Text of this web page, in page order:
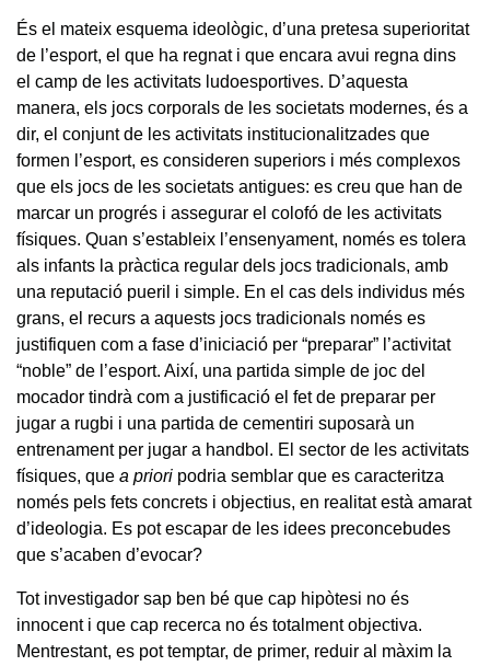
És el mateix esquema ideològic, d’una pretesa superioritat
de l’esport, el que ha regnat i que encara avui regna dins
el camp de les activitats ludoesportives. D’aquesta
manera, els jocs corporals de les societats modernes, és a
dir, el conjunt de les activitats institucionalitzades que
formen l’esport, es consideren superiors i més complexos
que els jocs de les societats antigues: es creu que han de
marcar un progrés i assegurar el colofó de les activitats
físiques. Quan s’estableix l’ensenyament, només es tolera
als infants la pràctica regular dels jocs tradicionals, amb
una reputació pueril i simple. En el cas dels individus més
grans, el recurs a aquests jocs tradicionals només es
justifiquen com a fase d’iniciació per “preparar” l’activitat
“noble” de l’esport. Així, una partida simple de joc del
mocador tindrà com a justificació el fet de preparar per
jugar a rugbi i una partida de cementiri suposarà un
entrenament per jugar a handbol. El sector de les activitats
físiques, que a priori podria semblar que es caracteritza
només pels fets concrets i objectius, en realitat està amarat
d’ideologia. Es pot escapar de les idees preconcebudes
que s’acaben d’evocar?
Tot investigador sap ben bé que cap hipòtesi no és
innocent i que cap recerca no és totalment objectiva.
Mentrestant, es pot temptar, de primer, reduir al màxim la